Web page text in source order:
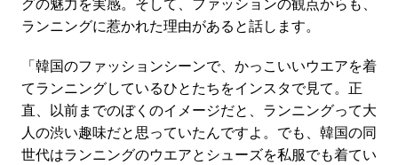
グの魅力を実感。そして、ファッションの観点からも、
ランニングに惹かれた理由があると話します。
「韓国のファッションシーンで、かっこいいウエアを着
てランニングしているひとたちをインスタで見て。正
直、以前までのぼくのイメージだと、ランニングって大
人の渋い趣味だと思っていたんですよ。でも、韓国の同
世代はランニングのウエアとシューズを私服でも着てい